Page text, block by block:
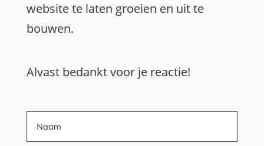
website te laten groeien en uit te
bouwen.
Alvast bedankt voor je reactie!